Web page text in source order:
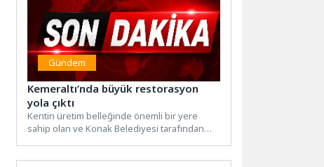
Gündem
Kemeraltı’nda büyük restorasyon
yola çıktı
Kentin üretim belleğinde önemli bir yere
sahip olan ve Konak Belediyesi tarafından